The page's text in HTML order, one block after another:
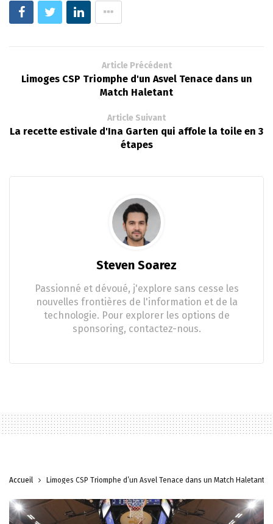
Article Précédent
Limoges CSP Triomphe d'un Asvel Tenace dans un
Match Haletant
Article Suivant
La recette estivale d'Ina Garten qui affole la toile en 3
étapes
Steven Soarez
Passionné et dévoué, j'explore sans cesse les
nouvelles frontières de l'information et de la
technologie. Pour explorer les options de
sponsoring, contactez-nous.
Accueil Limoges CSP Triomphe d’un Asvel Tenace dans un Match Haletant